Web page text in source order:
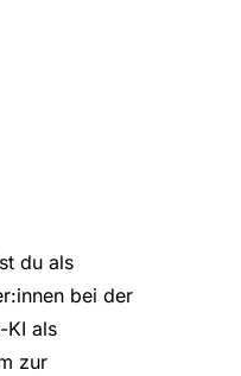
du als
bei der
KI als
zur